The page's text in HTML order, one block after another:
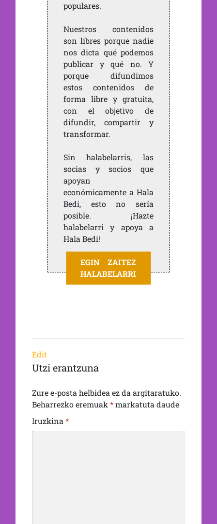
populares.
Nuestros contenidos
son libres porque nadie
nos dicta qué podemos
publicar y qué no. Y
porque difundimos
estos contenidos de
forma libre y gratuita,
con el objetivo de
difundir, compartir y
transformar.
Sin halabelarris, las
socias y socios que
apoyan
económicamente a Hala
Bedi, esto no sería
posible. ¡Hazte
halabelarri y apoya a
Hala Bedi!
EGIN ZAITEZ
HALABELARRI
Edit
Utzi erantzuna
Zure e-posta helbidea ez da argitaratuko.
Beharrezko eremuak *markatuta daude
Iruzkina *